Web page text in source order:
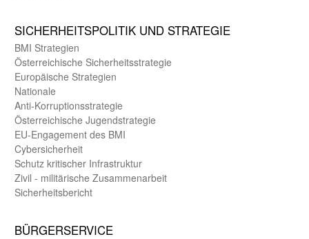
SICHER­HEITS­POLITIK UND STRATEGIE
BMI Strategien
Öster­reichische Sicherheits­strategie
Europäische Strategien
Nationale
Anti-Korruptions­strategie
Öster­reichische Jugend­strategie
EU-Engagement des BMI
Cybersicherheit
Schutz kritischer Infra­struktur
Zivil - militärische Zusammen­arbeit
Sicherheits­bericht
BÜRGER­SERVICE